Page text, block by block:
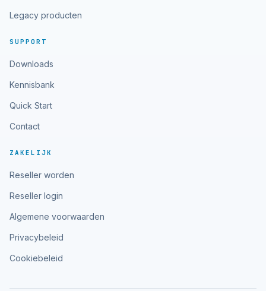
Legacy producten
SUPPORT
Downloads
Kennisbank
Quick Start
Contact
ZAKELIJK
Reseller worden
Reseller login
Algemene voorwaarden
Privacybeleid
Cookiebeleid